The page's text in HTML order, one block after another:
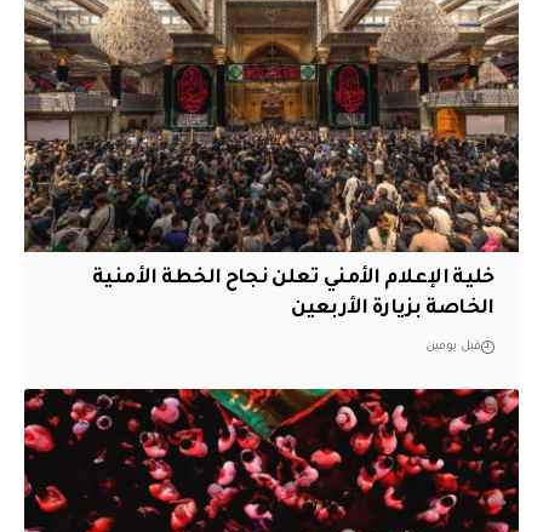
خلية الإعلام الأمني تعلن نجاح الخطة الأمنية
الخاصة بزيارة الأربعين
قبل يومين